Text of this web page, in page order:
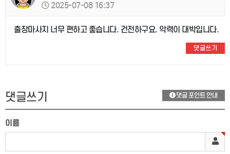
2025-07-08 16:37
출장마사지 너무 편하고 좋습니다. 건전하구요. 악력이 대박입니다.
댓글쓰기
댓글쓰기 댓글 포인트 안내
이름